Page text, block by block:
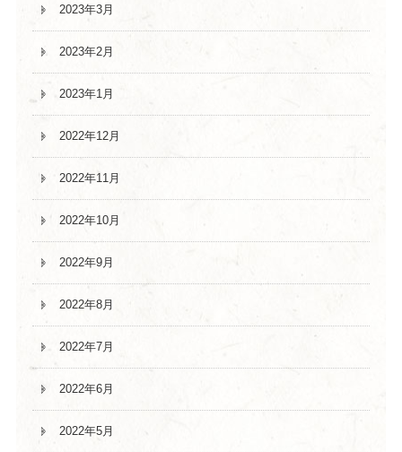
2023年3月
2023年2月
2023年1月
2022年12月
2022年11月
2022年10月
2022年9月
2022年8月
2022年7月
2022年6月
2022年5月